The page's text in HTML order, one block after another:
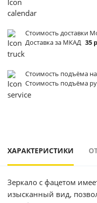
Стоимость доставки
Доставка за МКАД 35
Стоимость подъёма
Стоимость подъёма
ХАРАКТЕРИСТИКИ
Зеркало с фацетом
изысканный вид,